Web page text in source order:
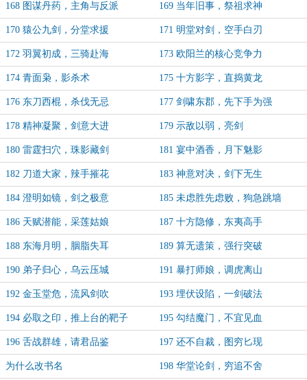
168 图谋丹药，主角与反派 169 当年旧事，祭祖求神
170 猿公九剑，分堂求援 171 明堂对剑，空手白刃
172 羽翼初成，三骑赴海 173 欧阳兰的核心竞争力
174 青面枭，影杀术 175 十方影字，直捣黄龙
176 东刀西棍，杀伐无忌 177 剑啸东郡，先下手为强
178 精神凝聚，剑意大进 179 示敌以弱，亮剑
180 雷霆扫穴，珠影藏剑 181 宴中酒香，月下魅影
182 刀道大家，辣手摧花 183 神意对决，剑下无生
184 澄明如镜，剑之极意 185 未虑胜先虑败，狗急跳墙
186 天赋潜能，采莲姑娘 187 十方隐修，东夷高手
188 东海月明，胭脂失耳 189 算无遗策，强行突破
190 弟子归心，乌云压城 191 暴打师娘，调虎离山
192 金玉堂危，流风剑吹 193 埋伏设陷，一剑破法
194 必取之印，推上台的靶子 195 勾结魔门，不宜见血
196 舌战群雄，请君品鉴 197 还不自裁，图穷匕现
为什么改书名 198 华堂论剑，穷追不舍